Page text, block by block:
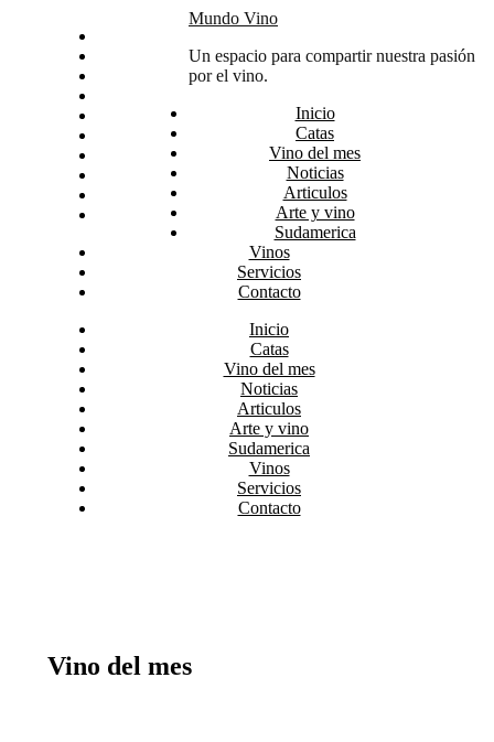
Arte y vino
Sudamerica
Mundo Vino
Un espacio para compartir nuestra pasión
por el vino.
Inicio
Catas
Vino del mes
Noticias
Articulos
Arte y vino
Sudamerica
Vinos
Servicios
Contacto
Inicio
Catas
Vino del mes
Noticias
Articulos
Arte y vino
Sudamerica
Vinos
Servicios
Contacto
Vino del mes